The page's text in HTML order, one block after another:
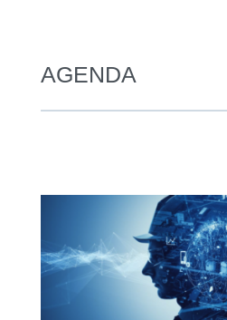
AGENDA